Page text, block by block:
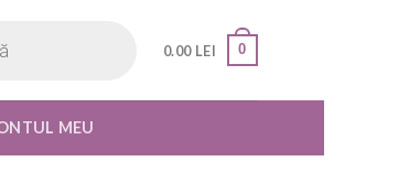
0.00 LEI 0
MEU